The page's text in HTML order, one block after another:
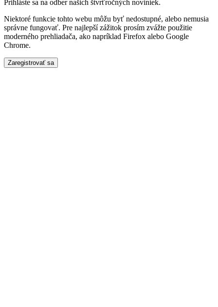
Prihláste sa na odber našich štvrťročných noviniek.
Niektoré funkcie tohto webu môžu byť nedostupné, alebo nemusia
správne fungovať. Pre najlepší zážitok prosím zvážte použitie
moderného prehliadača, ako napríklad Firefox alebo Google
Chrome.
Zaregistrovať sa